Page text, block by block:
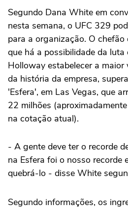
Segundo Dana White em
nesta semana, o UFC 329
para a organização. O
que há a possibilidade da luta
Holloway estabelecer a maior
da história da empresa,
'Esfera', em Las Vegas, que
22 milhões
na cotação atual).
- A gente deve ter o recorde
na Esfera foi o nosso recorde
quebrá-lo - disse White
Segundo informações, os